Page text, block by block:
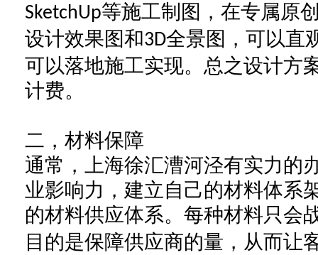
SketchUp等施工制图， 在专属原
设计效果图和3D全景图，可以直
可以落地施工实现。 总之设计方
计费。
二， 材料保障
通常，上海徐汇漕河泾有实力的
业影响力， 建立自己的材料体系
的材料供应体系。 每种材料只会
目的是保障供应商的量，从而让